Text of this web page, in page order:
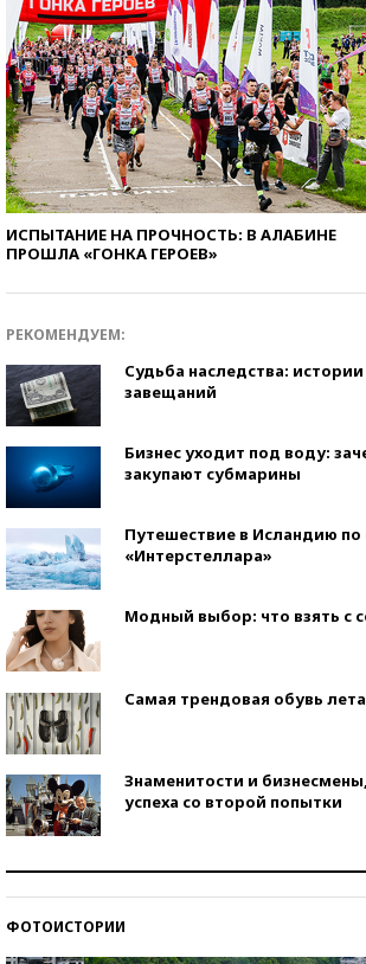
ИСПЫТАНИЕ НА ПРОЧНОСТЬ: В АЛАБИНЕ
ПРОШЛА «ГОНКА ГЕРОЕВ»
РЕКОМЕНДУЕМ:
Судьба наследства:
завещаний
Бизнес уходит под воду:
закупают субмарины
Путешествие в Исландию по
«Интерстеллара»
Модный выбор: что взять с
Самая трендовая обувь лета
Знаменитости и
успеха со второй попытки
ФОТОИСТОРИИ